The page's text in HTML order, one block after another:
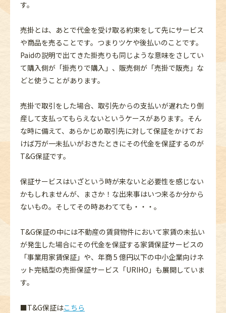
す。
売掛とは、あとで代金を受け取る約束をして先にサービス
や商品を売ることです。つまりツケや後払いのことです。
Paidの説明で出てきた掛売りも同じような意味をさしてい
て購入側が「掛売りで購入」、販売側が「売掛で販売」な
どと使うことがあります。
売掛で取引をした場合、取引先からの支払いが遅れたり倒
産して支払ってもらえないというケースがあります。そん
な時に備えて、あらかじめ取引先に対して保証をかけてお
けば万が一未払いがおきたときにその代金を保証するのが
T&G保証です。
保証サービスはいざという時が来ないと必要性を感じない
かもしれませんが、まさか！な出来事はいつ来るか分から
ないもの。そしてその時あわてても・・・。
T&G保証の中には不動産の賃貸物件において家賃の未払い
が発生した場合にその代金を保証する家賃保証サービスの
「事業用家賃保証」や、年商 5 億円以下の中小企業向けネ
ット完結型の売掛保証サービス「URIHO」も展開していま
す。
■T&G保証はこちら